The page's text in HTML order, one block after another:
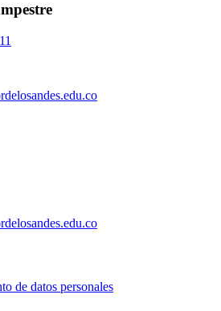
de datos personales